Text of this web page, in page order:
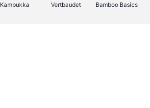
Kambukka Vertbaudet Bamboo Basics